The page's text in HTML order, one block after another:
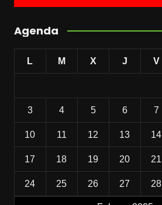
Agenda
L M X J V
3 4 5 6 7
10 11 12 13 14
17 18 19 20 21
24 25 26 27 28